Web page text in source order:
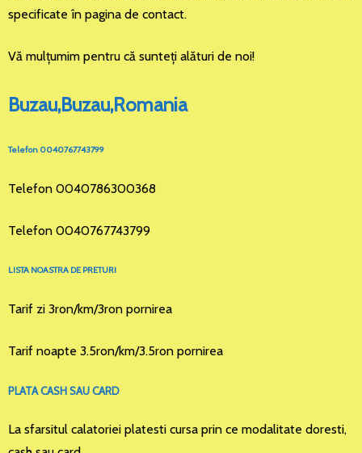
specificate în pagina de contact.
Vă mulţumim pentru că sunteţi alături de noi!
Buzau,Buzau,Romania
Telefon 0040767743799
Telefon 0040786300368
Telefon 0040767743799
LISTA NOASTRA DE PRETURI
Tarif zi 3ron/km/3ron pornirea
Tarif noapte 3.5ron/km/3.5ron pornirea
PLATA CASH SAU CARD
La sfarsitul calatoriei platesti cursa prin ce modalitate doresti,